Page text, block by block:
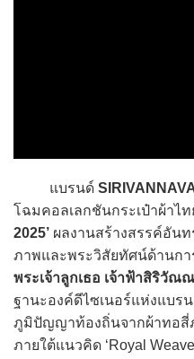
แบรนด์
โฉมคอลเลกชันกระเป๋าผ้าไท
2025’ ผลงานสร้างสรรค์อัน
ภาพและพระวิสัยทัศน์ด้านกา
พระเจ้าลูกเธอ เจ้าฟ้าสิริวั
ฐานะองค์ดีไซเนอร์แห่งแบร
ภูมิปัญญาท้องถิ่นจากผ้าทอสี่
ภายใต้แนวคิด ‘Royal